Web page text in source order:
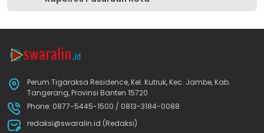
Perum Tigaraksa Residence, Kel. Kutruk, Kec. Jambe, Kab.
Tangerang, Provinsi Banten 15720
Phone: 0877-5445-1500 / 0813-3184-0088
redaksi@swaralin.id (Redaksi)